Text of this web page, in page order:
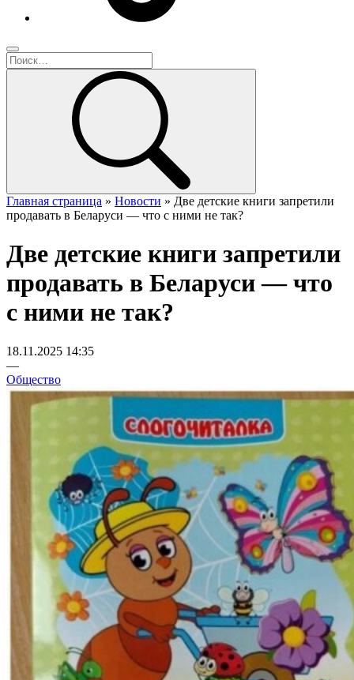
Главная страница » Новости » Две детские книги запретили
продавать в Беларуси — что с ними не так?
Две детские книги запретили
продавать в Беларуси — что
с ними не так?
18.11.2025 14:35
—
Общество